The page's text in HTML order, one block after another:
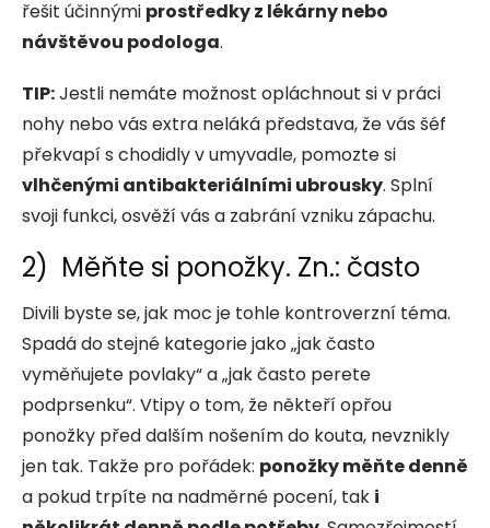
řešit účinnými prostředky z lékárny nebo
návštěvou podologa.
TIP:Jestli nemáte možnost opláchnout si v práci
nohy nebo vás extra neláká představa, že vás šéf
překvapí s chodidly v umyvadle, pomozte si
vlhčenými antibakteriálními ubrousky. Splní
svoji funkci, osvěží vás a zabrání vzniku zápachu.
2) Měňte si ponožky. Zn.: často
Divili byste se, jak moc je tohle kontroverzní téma.
Spadá do stejné kategorie jako „jak často
vyměňujete povlaky“ a „jak často perete
podprsenku“. Vtipy o tom, že někteří opřou
ponožky před dalším nošením do kouta, nevznikly
jen tak. Takže pro pořádek: ponožky měňte denně
a pokud trpíte na nadměrné pocení, tak i